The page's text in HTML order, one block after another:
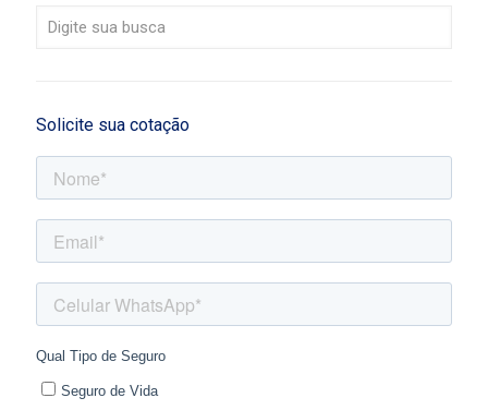
Solicite sua cotação